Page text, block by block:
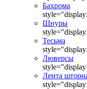
Бахрома
Шнуры
Тесьма
Люверсы
Лента